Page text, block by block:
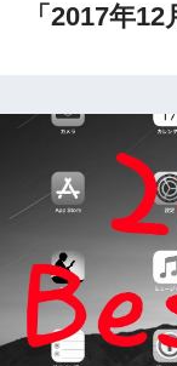
「2017年